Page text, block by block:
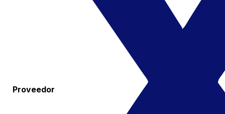
Proveedor